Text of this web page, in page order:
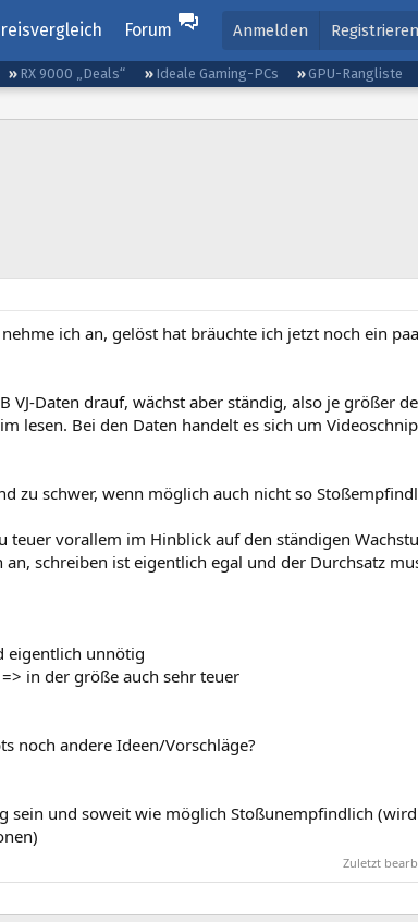
Forum Anmelden Registrieren
RX 9000 „Deals“ Ideale Gaming-PCs GPU-Rangliste
ich an, gelöst hat bräuchte ich jetzt noch ein
Daten drauf, wächst aber ständig, also je größer
lesen. Bei den Daten handelt es sich um
zu schwer, wenn möglich auch nicht so
teuer vorallem im Hinblick auf den ständigen
schreiben ist eigentlich egal und der Durchsatz
eigentlich unnötig
in der größe auch sehr teuer
noch andere Ideen/Vorschläge?
sein und soweit wie möglich Stoßunempfindlich
Zuletzt